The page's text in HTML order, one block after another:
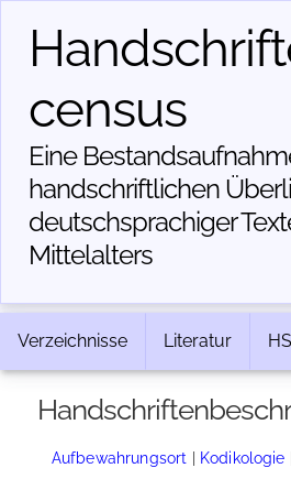
census
Eine
handschriftlichen
deutschsprachiger
Mittelalters
Verzeichnisse Literatur
Aufbewahrungsort | Kodikologie